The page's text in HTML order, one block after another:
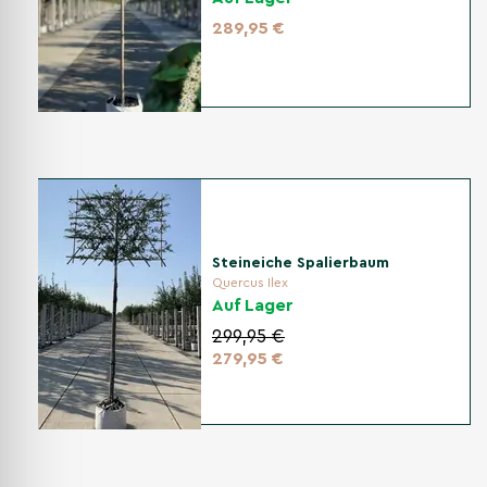
leicht nachkorrigieren (nur einzelne Ausreißer), statt einmal
sehr stark zu schneiden.
Wie schneiden?
Lange Neutriebe auf 2–3 Blätter einkürzen; immer knapp über
einem Blattansatz schneiden.
Ausreißer aus der Spalierfläche entfernen und passende neue
Triebe behutsam anbinden.
Abgestorbene, kranke oder scheuernde Triebe jederzeit
entfernen.
Warum fördert Schnitt den roten Austrieb?
‘Red Robin’ treibt besonders im Frühjahr mit bräunlich-
289,95 €
Steineiche Spalierbaum
Quercus Ilex
Auf Lager
299,95 €
279,95 €